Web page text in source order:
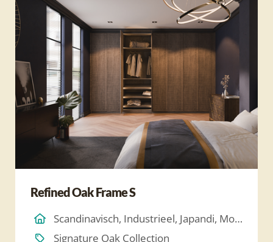
Refined Oak Frame S
Scandinavisch, Industrieel, Japandi, Modern, Hotel Chique, Minimalistich
Signature Oak Collection